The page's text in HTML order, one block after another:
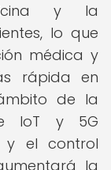
y la
lo que
médica y
rápida en
de la
IoT y 5G
y el control
la